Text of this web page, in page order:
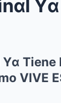
Tiene
VIVE